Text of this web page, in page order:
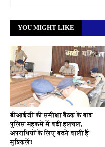
YOU MIGHT LIKE
डीआईजी की समीक्षा बैठक के बाद
पुलिस महकमे में बढ़ी हलचल,
अपराधियों के लिए बढ़ने वाली हैं
मुश्किलें!